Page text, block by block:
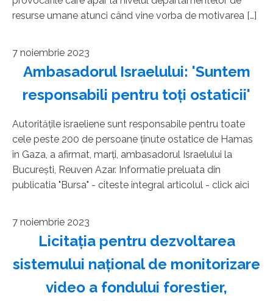
resurse umane atunci când vine vorba de motivarea […]
7 noiembrie 2023
Ambasadorul Israelului: 'Suntem
responsabili pentru toţi ostaticii'
Autorităţile israeliene sunt responsabile pentru toate
cele peste 200 de persoane ţinute ostatice de Hamas
în Gaza, a afirmat, marţi, ambasadorul Israelului la
Bucureşti, Reuven Azar. Informatie preluata din
publicatia "Bursa" - citeste integral articolul - click aici
7 noiembrie 2023
Licitaţia pentru dezvoltarea
sistemului naţional de monitorizare
video a fondului forestier,